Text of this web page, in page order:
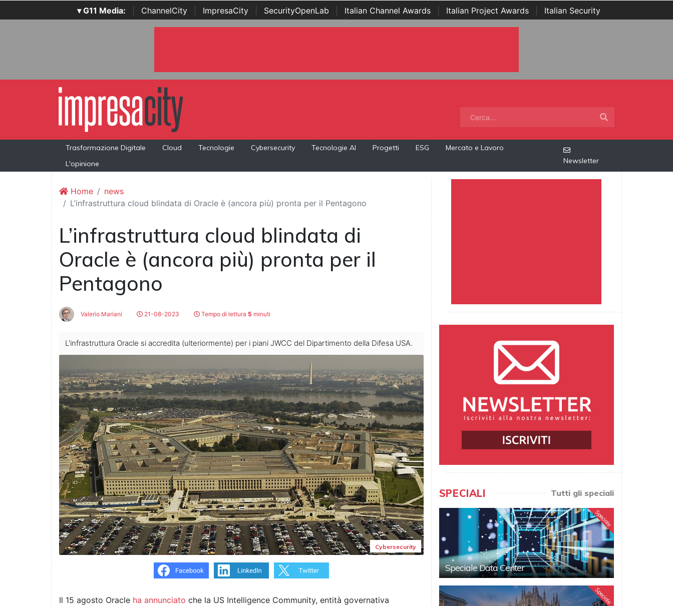
▾ G11 Media: ChannelCity ImpresaCity SecurityOpenLab Italian Channel Awards Italian Project Awards
Italian Security
Awards | ...
Trasformazione Digitale Cloud Tecnologie Cybersecurity Tecnologie AI Progetti ESG
Mercato e Lavoro
L'opinione
Newsletter
Home
news
L’infrastruttura cloud blindata di Oracle è (ancora più) pronta per il Pentagono
L’infrastruttura cloud blindata di
Oracle è (ancora più) pronta per il
Pentagono
Valerio Mariani 21-08-2023 Tempo di lettura 5 minuti
L'infrastruttura Oracle si accredita (ulteriormente) per i piani JWCC del Dipartimento della Difesa USA.
Cybersecurity
Il 15 agosto Oracle ha annunciato che la US Intelligence Community, entità governativa
SPECIALI Tutti gli speciali
Speciale
Speciale Data Center
Speciale